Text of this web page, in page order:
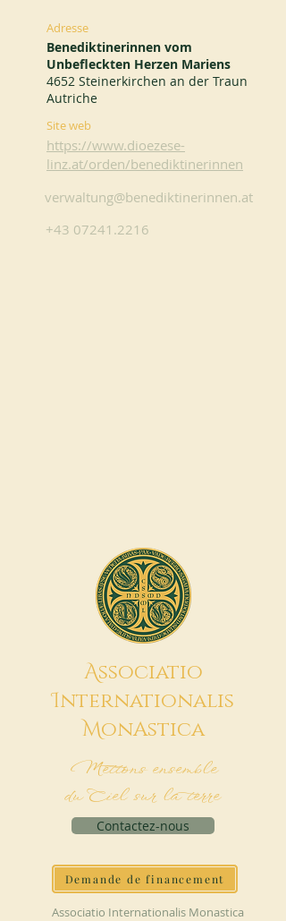
Adresse
Benediktinerinnen vom
Unbefleckten Herzen Mariens
4652 Steinerkirchen an der Traun
Autriche
Site web
https://www.dioezese-
linz.at/orden/benediktinerinnen
verwaltung@benediktinerinnen.at
+43 07241.2216
Associatio
Internationalis
MonAstica
Mettons ensemble
du Ciel sur la terre
Contactez-nous
Demande de financement
Associatio Internationalis Monastica